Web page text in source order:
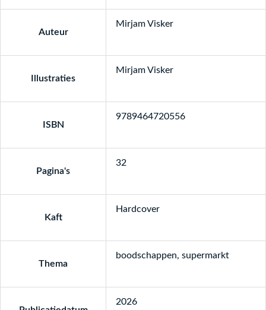
Auteur
Mirjam Visker
Illustraties
Mirjam Visker
ISBN
9789464720556
Pagina's
32
Kaft
Hardcover
Thema
boodschappen, supermarkt
2026